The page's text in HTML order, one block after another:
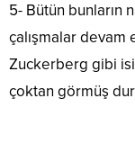
5- Bütün bunların
çalışmalar devam
Zuckerberg gibi
çoktan görmüş